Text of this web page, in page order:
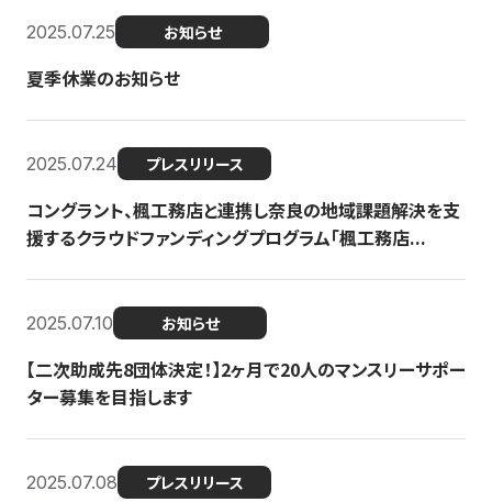
2025.07.25 お知らせ
夏季休業のお知らせ
2025.07.24 プレスリリース
コングラント、楓工務店と連携し奈良の地域課題解決を支
援するクラウドファンディングプログラム「楓工務店...
2025.07.10 お知らせ
【二次助成先8団体決定！】2ヶ月で20人のマンスリーサポー
ター募集を目指します
2025.07.08 プレスリリース